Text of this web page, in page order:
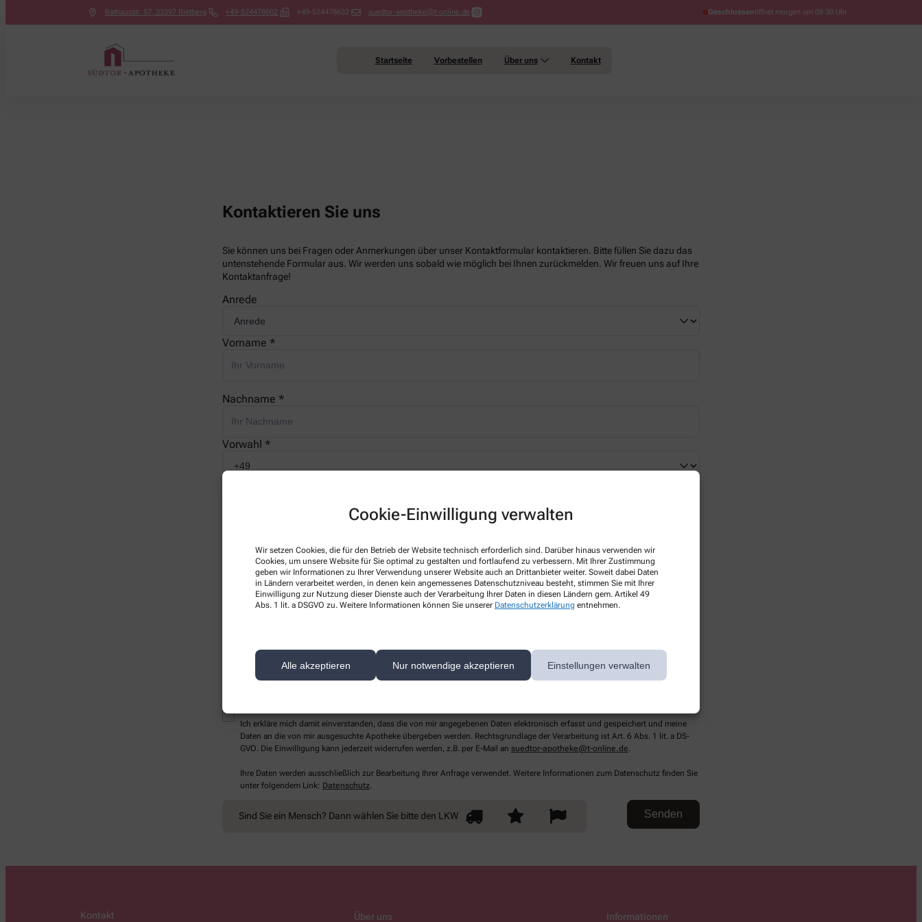
Cookie-Einwilligung verwalten
Wir setzen Cookies, die für den Betrieb der Website technisch erforderlich sind. Darüber hinaus verwenden wir
Cookies, um unsere Website für Sie optimal zu gestalten und fortlaufend zu verbessern. Mit Ihrer Zustimmung
geben wir Informationen zu Ihrer Verwendung unserer Website auch an Drittanbieter weiter. Soweit dabei Daten
in Ländern verarbeitet werden, in denen kein angemessenes Datenschutzniveau besteht, stimmen Sie mit Ihrer
Einwilligung zur Nutzung dieser Dienste auch der Verarbeitung Ihrer Daten in diesen Ländern gem. Artikel 49
Abs. 1 lit. a DSGVO zu. Weitere Informationen können Sie unserer Datenschutzerklärung entnehmen.
Alle akzeptieren Nur notwendige akzeptieren Einstellungen verwalten
Rathausstr. 57, 33397 Rietberg +49-524478602 +49-524478632 suedtor-apotheke@t-online.de Geschlossenöffnet morgen um 08:30 Uhr
Startseite Vorbestellen Über uns Kontakt
Kontaktieren Sie uns
Sie können uns bei Fragen oder Anmerkungen über unser Kontaktformular kontaktieren. Bitte füllen Sie dazu das
untenstehende Formular aus. Wir werden uns sobald wie möglich bei Ihnen zurückmelden. Wir freuen uns auf Ihre
Kontaktanfrage!
Anrede
Vorname *
Nachname *
Vorwahl *
E-Mail *
Ihre Nachricht *
Ich erkläre mich damit einverstanden, dass die von mir angegebenen Daten elektronisch erfasst und gespeichert und meine
Daten an die von mir ausgesuchte Apotheke übergeben werden. Rechtsgrundlage der Verarbeitung ist Art. 6 Abs. 1 lit. a DS-
GVO. Die Einwilligung kann jederzeit widerrufen werden, z.B. per E-Mail an suedtor-apotheke@t-online.de.
Ihre Daten werden ausschließlich zur Bearbeitung Ihrer Anfrage verwendet. Weitere Informationen zum Datenschutz finden Sie
unter folgendem Link: Datenschutz.
Sind Sie ein Mensch? Dann wählen Sie bitteden LKW
Kontakt Über uns Informationen